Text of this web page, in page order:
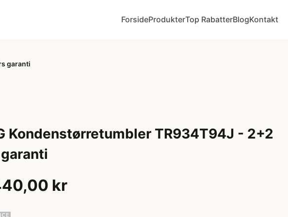
ForsideProdukterTop RabatterBlogKontakt
garanti
Kondenstørretumbler TR934T94J - 2+2
kr